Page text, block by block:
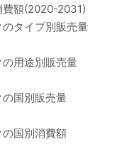
費額(2020-2031)
のタイプ別販売量
の用途別販売量
の国別販売量
の国別消費額